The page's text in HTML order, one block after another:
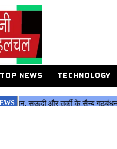
TOP NEWS TECHNOLOGY